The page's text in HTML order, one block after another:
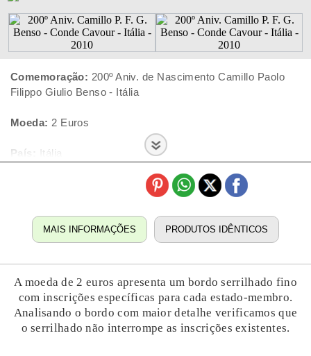
Comemoração: 200º Aniv. de Nascimento Camillo Paolo
Filippo Giulio Benso - Itália
Moeda: 2 Euros
País: Itália
Estado:Nova
MAIS INFORMAÇÕES PRODUTOS IDÊNTICOS
A moeda de 2 euros apresenta um bordo serrilhado fino
com inscrições específicas para cada estado-membro.
Analisando o bordo com maior detalhe verificamos que
o serrilhado não interrompe as inscrições existentes.